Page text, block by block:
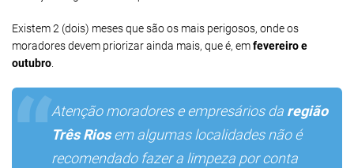
Existem 2 (dois) meses que são os mais perigosos, onde os
moradores devem priorizar ainda mais, que é, emfevereiro e
outubro
Atenção moradores e empresários da região
Três Riosem algumas localidades não é
recomendado fazer a limpeza por conta